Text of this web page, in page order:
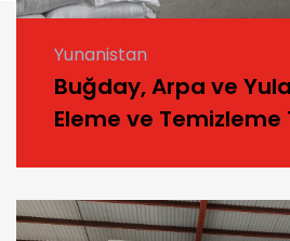
Yunanistan
Buğday, Arpa ve
Eleme ve Temizleme